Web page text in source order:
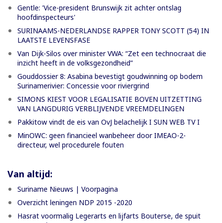
Gentle: 'Vice-president Brunswijk zit achter ontslag
hoofdinspecteurs'
SURINAAMS-NEDERLANDSE RAPPER TONY SCOTT (54) IN
LAATSTE LEVENSFASE
Van Dijk-Silos over minister VWA: “Zet een technocraat die
inzicht heeft in de volksgezondheid”
Gouddossier 8: Asabina bevestigt goudwinning op bodem
Surinamerivier: Concessie voor riviergrind
SIMONS KIEST VOOR LEGALISATIE BOVEN UITZETTING
VAN LANGDURIG VERBLIJVENDE VREEMDELINGEN
Pakkitow vindt de eis van OvJ belachelijk I SUN WEB TV I
MinOWC: geen financieel wanbeheer door IMEAO-2-
directeur, wel procedurele fouten
Van altijd:
Suriname Nieuws | Voorpagina
Overzicht leningen NDP 2015 -2020
Hasrat voormalig Legerarts en lijfarts Bouterse, de spuit